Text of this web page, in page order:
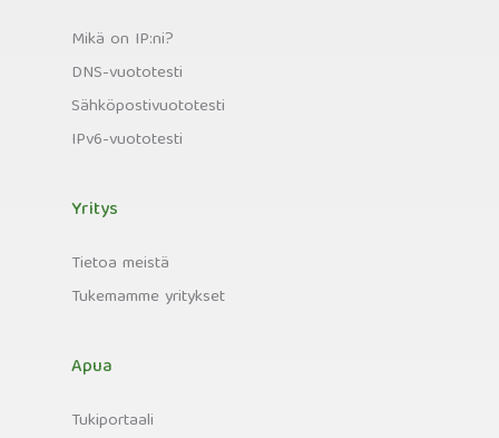
Mikä on IP:ni?
DNS-vuototesti
Sähköpostivuototesti
IPv6-vuototesti
Yritys
Tietoa meistä
Tukemamme yritykset
Apua
Tukiportaali